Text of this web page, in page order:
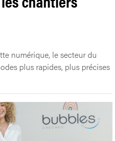
chantiers
plus rapides, plus précises